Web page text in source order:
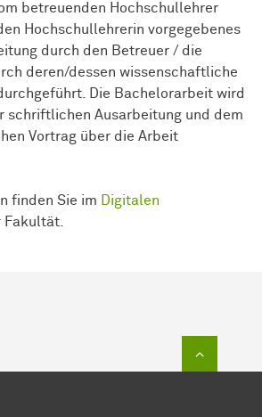
betreuenden Hochschullehrer
Hochschullehrerin vorgegebenes
durch den Betreuer / die
deren/dessen wissenschaftliche
Die Bachelorarbeit wird
schriftlichen Ausarbeitung und dem
Vortrag über die Arbeit
finden Sie im
Digitalen
Fa­kul­tät.